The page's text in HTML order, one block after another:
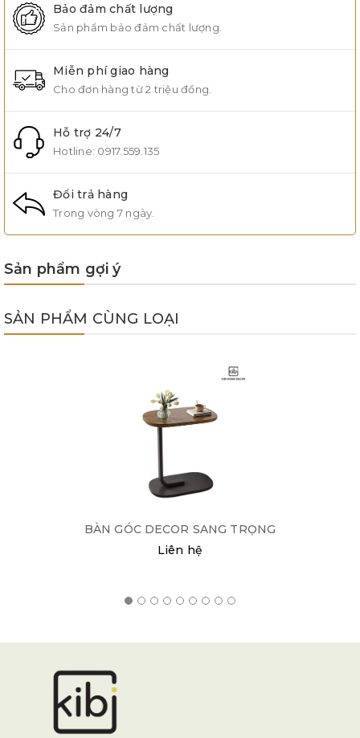
Bảo đảm chất lượng
Sản phẩm bảo đảm chất lượng.
Miễn phí giao hàng
Cho đơn hàng từ 2 triệu đồng.
Hỗ trợ 24/7
Hotline: 0917.559.135
Đổi trả hàng
Trong vòng 7 ngày.
Sản phẩm gợi ý
SẢN PHẨM CÙNG LOẠI
BÀN GÓC DECOR SANG TRỌNG
Liên hệ